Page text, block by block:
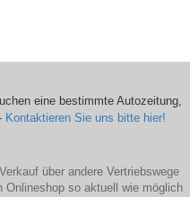
eine bestimmte Autozeitung,
Kontaktieren Sie uns bitte hier!
über andere Vertriebswege
Onlineshop so aktuell wie möglich